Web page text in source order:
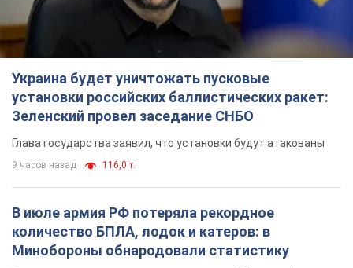
Украина будет уничтожать пусковые
установки российских баллистических ракет:
Зеленский провел заседание СНБО
Глава государства заявил, что установки будут атакованы
9 часов назад 116,0 т.
В июле армия РФ потеряла рекордное
количество БПЛА, лодок и катеров: в
Минобороны обнародовали статистику